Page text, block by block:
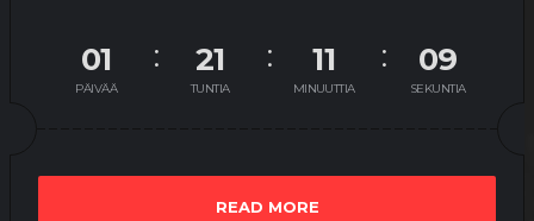
01
PÄIVÄÄ
21
TUNTIA
11
MINUUTTIA
08
SEKUNTIA
READ MORE